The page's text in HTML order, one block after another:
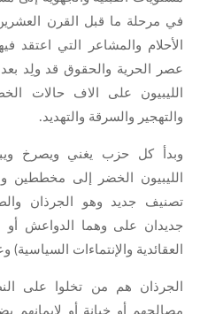
في مرحلة ما قبل القرن
الأحلام والمشاعر التي اعتقد
عصر الحرية والحقوق قد ولِد
الليبيون على الاف حالات
والتهجير والسرقة والتهديد.
وبدأ كل حزب يغني ويصرخ
الليبيون الخضر إلى مخططين
تصنيف جديد وهو الجرذان
جديدان على وهما الدواعش أو
العقائدية والإنتماءات السياسية)
الجرذان هم من تخلوا على
مصالحهم أو خيانة أو لإيمانهم